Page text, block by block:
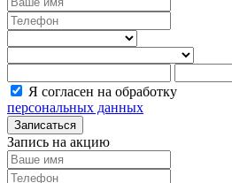
Я согласен на обработку
персональных данных
Записаться
Запись на акцию